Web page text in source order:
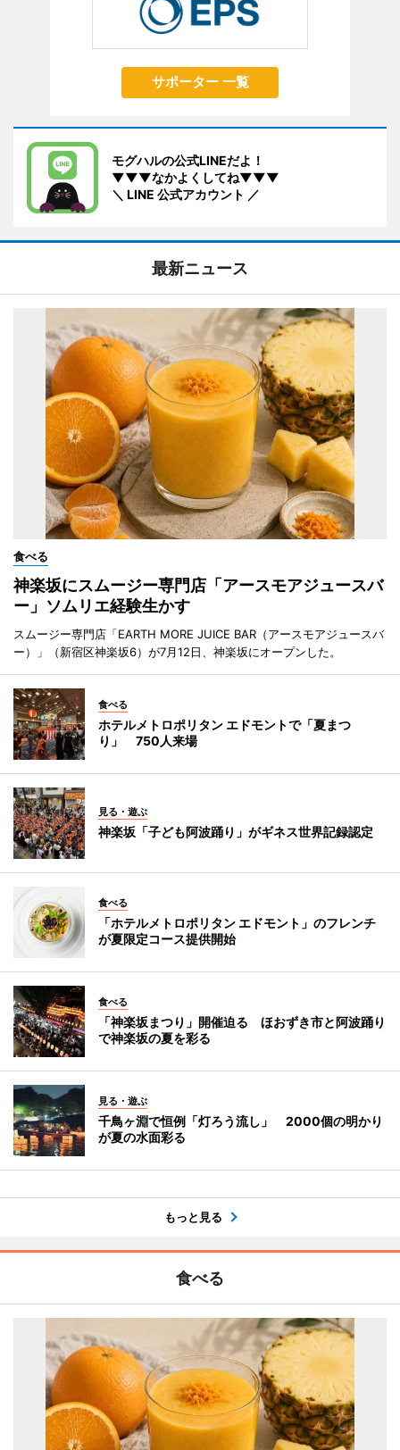
サポーター 一覧
モグハルの公式LINEだよ！
▼▼▼なかよくしてね▼▼▼
＼ LINE 公式アカウント ／
最新ニュース
食べる
神楽坂にスムージー専門店「アースモアジュースバ
ー」ソムリエ経験生かす
スムージー専門店「EARTH MORE JUICE BAR（アースモアジュースバ
ー）」（新宿区神楽坂6）が7月12日、神楽坂にオープンした。
食べる
ホテルメトロポリタン エドモントで「夏まつ
り」 750人来場
見る・遊ぶ
神楽坂「子ども阿波踊り」がギネス世界記録認定
食べる
「ホテルメトロポリタン エドモント」のフレンチ
が夏限定コース提供開始
食べる
「神楽坂まつり」開催迫る ほおずき市と阿波踊り
で神楽坂の夏を彩る
見る・遊ぶ
千鳥ヶ淵で恒例「灯ろう流し」 2000個の明かり
が夏の水面彩る
もっと見る
食べる